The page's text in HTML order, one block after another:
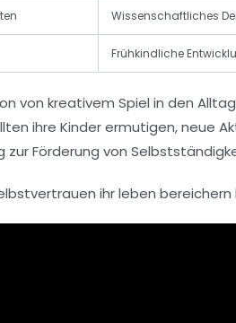
Wissenschaftliches
Frühkindliche
von kreativem Spiel in den
ihre Kinder ermutigen, neue
Förderung von